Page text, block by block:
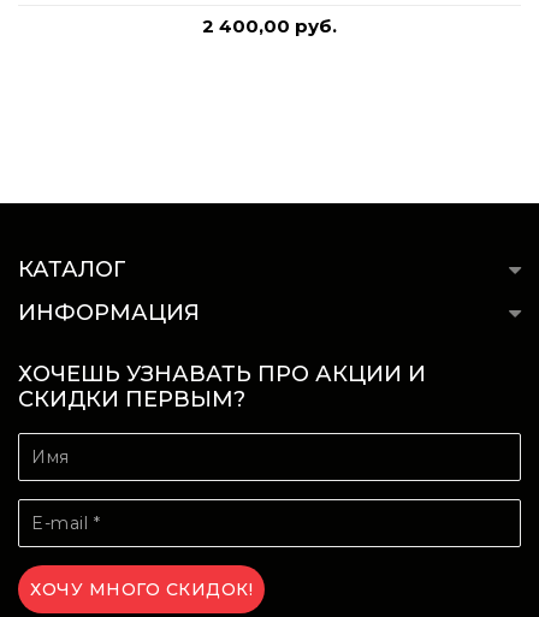
2 400,00 руб.
КАТАЛОГ
ИНФОРМАЦИЯ
ХОЧЕШЬ УЗНАВАТЬ ПРО АКЦИИ И
СКИДКИ ПЕРВЫМ?